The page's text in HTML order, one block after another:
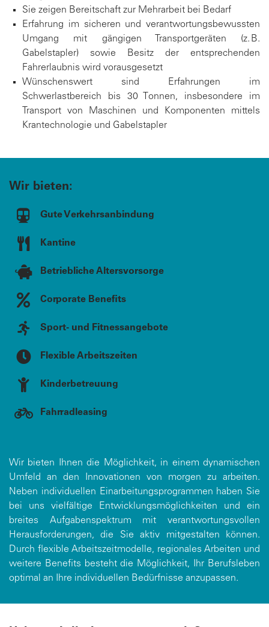
Sie zeigen Bereitschaft zur Mehrarbeit bei Bedarf
Erfahrung im sicheren und verantwortungsbewussten
Umgang mit gängigen Transportgeräten (z. B.
Gabelstapler) sowie Besitz der entsprechenden
Fahrerlaubnis wird vorausgesetzt
Wünschenswert sind Erfahrungen im
Schwerlastbereich bis 30 Tonnen, insbesondere im
Transport von Maschinen und Komponenten mittels
Krantechnologie und Gabelstapler
Wir bieten:
Gute Verkehrsanbindung
Kantine
Betriebliche Altersvorsorge
Corporate Benefits
Sport- und Fitnessangebote
Flexible Arbeitszeiten
Kinderbetreuung
Fahrradleasing
Wir bieten Ihnen die Möglichkeit, in einem dynamischen
Umfeld an den Innovationen von morgen zu arbeiten.
Neben individuellen Einarbeitungsprogrammen haben Sie
bei uns vielfältige Entwicklungsmöglichkeiten und ein
breites Aufgabenspektrum mit verantwortungsvollen
Herausforderungen, die Sie aktiv mitgestalten können.
Durch flexible Arbeitszeitmodelle, regionales Arbeiten und
weitere Benefits besteht die Möglichkeit, Ihr Berufsleben
optimal an Ihre individuellen Bedürfnisse anzupassen.